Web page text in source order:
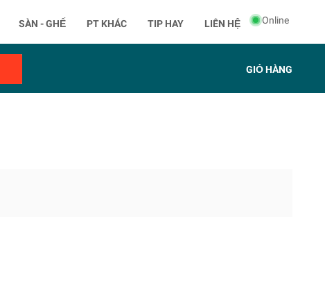
SÀN - GHẾ PT KHÁC TIP HAY LIÊN HỆ Online
GIỎ HÀNG